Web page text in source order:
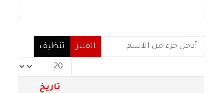
أدخل جزء من الاسم
الفلتر
تنظيف
عدد الإظهارات:
تاريخ